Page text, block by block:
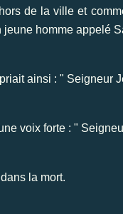
de la ville et
homme appelé
ainsi : " Seigneur
voix forte : "
la mort.